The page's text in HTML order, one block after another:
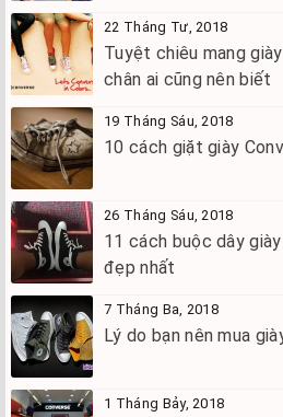
22 Tháng Tư, 2018
Tuyệt chiêu mang
chân ai cũng nên biết
19 Tháng Sáu, 2018
10 cách giặt giày
26 Tháng Sáu, 2018
11 cách buộc dây
đẹp nhất
7 Tháng Ba, 2018
Lý do bạn nên mua
1 Tháng Bảy, 2018